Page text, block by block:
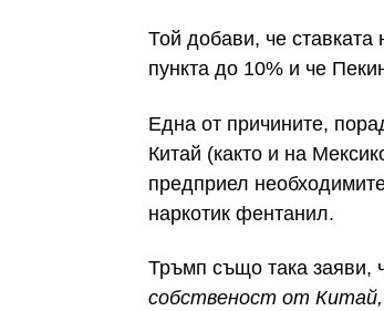
Той добави, че
пункта до 10% и че
Една от причините,
Китай (както и на
предприел
наркотик фентанил.
Тръмп също така заяви,
собственост от Китай,